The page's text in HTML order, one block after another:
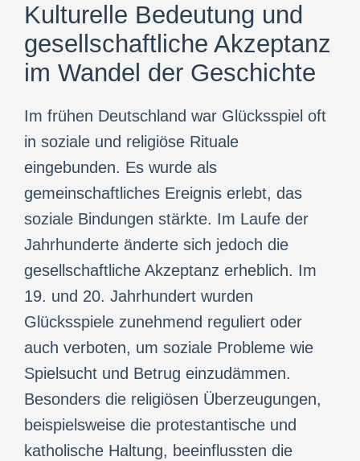
Kulturelle Bedeutung und
gesellschaftliche Akzeptanz
im Wandel der Geschichte
Im frühen Deutschland war Glücksspiel oft
in soziale und religiöse Rituale
eingebunden. Es wurde als
gemeinschaftliches Ereignis erlebt, das
soziale Bindungen stärkte. Im Laufe der
Jahrhunderte änderte sich jedoch die
gesellschaftliche Akzeptanz erheblich. Im
19. und 20. Jahrhundert wurden
Glücksspiele zunehmend reguliert oder
auch verboten, um soziale Probleme wie
Spielsucht und Betrug einzudämmen.
Besonders die religiösen Überzeugungen,
beispielsweise die protestantische und
katholische Haltung, beeinflussten die